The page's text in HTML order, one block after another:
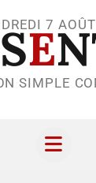
7
E
SIMPLE